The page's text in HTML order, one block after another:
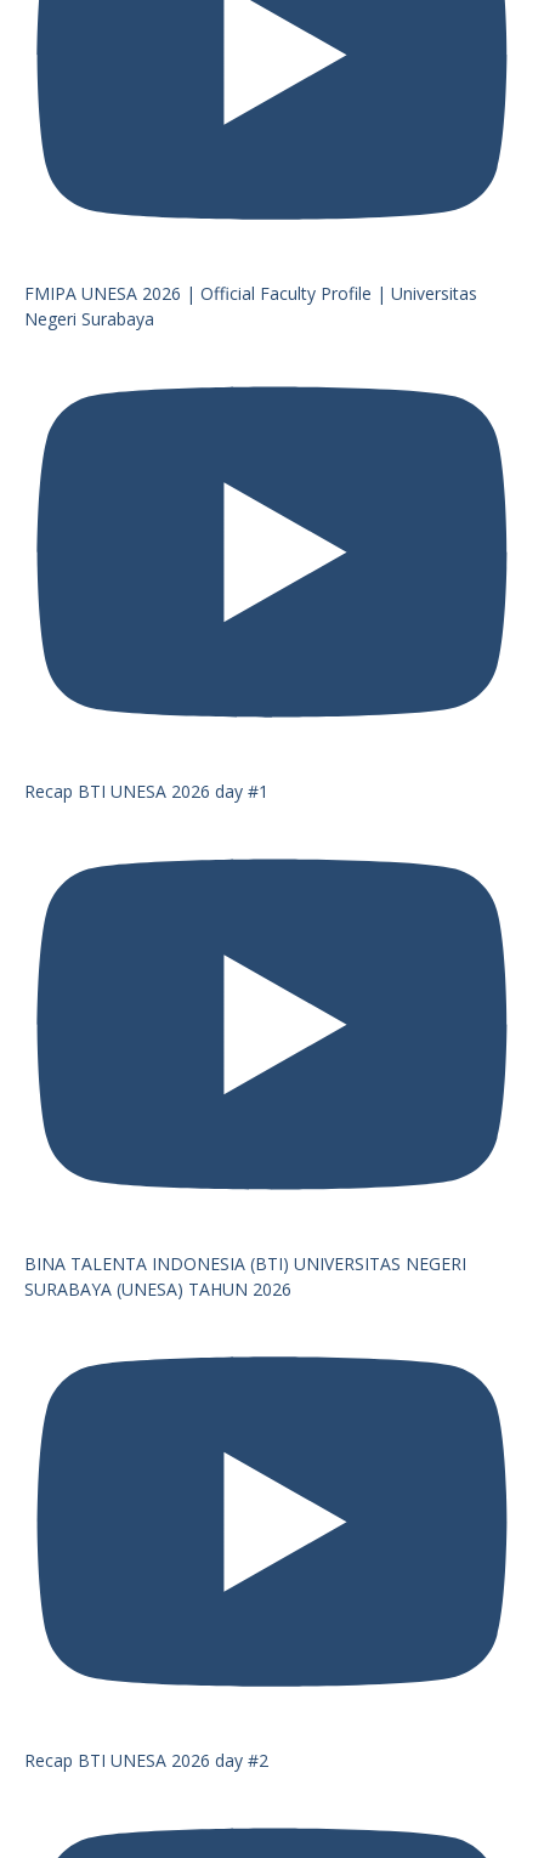
FMIPA UNESA 2026 | Official Faculty Profile | Universitas
Negeri Surabaya
Recap BTI UNESA 2026 day #1
BINA TALENTA INDONESIA (BTI) UNIVERSITAS NEGERI
SURABAYA (UNESA) TAHUN 2026
Recap BTI UNESA 2026 day #2